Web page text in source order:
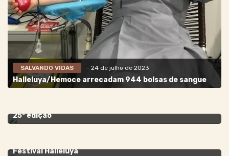
SALVANDO VIDAS - 24 de julho de 2023
Halleluya/Hemoce arrecadam 944 bolsas de sangue
25ª edição
Festival Halleluya